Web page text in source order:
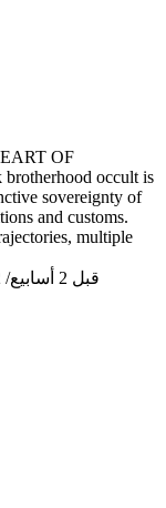
OF
occult is
sovereignty of
and customs.
multiple
قبل 2 أسابيع /